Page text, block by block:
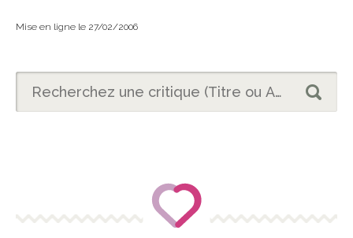
Mise en ligne le 27/02/2006